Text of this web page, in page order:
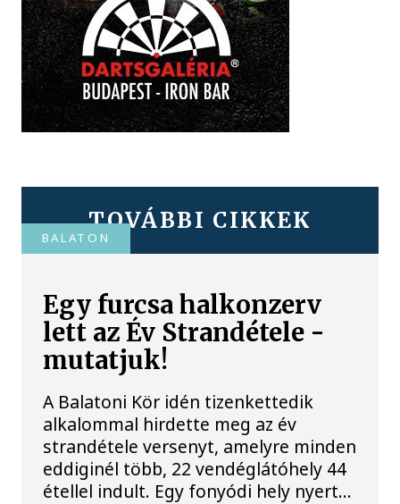
TOVÁBBI CIKKEK
BALATON
Egy furcsa halkonzerv
lett az Év Strandétele -
mutatjuk!
A Balatoni Kör idén tizenkettedik
alkalommal hirdette meg az év
strandétele versenyt, amelyre minden
eddiginél több, 22 vendéglátóhely 44
étellel indult. Egy fonyódi hely nyert...